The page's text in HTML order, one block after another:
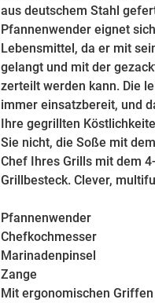
aus deutschem Stahl
Pfannenwender eignet
Lebensmittel, da er mit
gelangt und mit der
zerteilt werden kann. Die
immer einsatzbereit, und
Ihre gegrillten
Sie nicht, die Soße mit
Chef Ihres Grills mit dem
Grillbesteck. Clever,
Pfannenwender
Chefkochmesser
Marinadenpinsel
Zange
Mit ergonomischen Griffen